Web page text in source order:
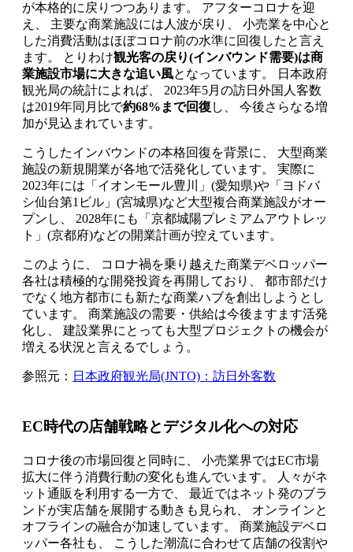
が本格的に戻りつつあります。 アフターコロナを迎
え、 主要な商業施設には人波が戻り、 小売業を中心と
した消費活動はほぼコロナ前の水準に回復したと言え
ます。 とりわけ観光客の戻り(インバウンド需要)は商
業施設市場に大きな追い風となっています。 日本政府
観光局の統計によれば、 2023年5月の訪日外国人客数
は2019年同月比で約68%まで回復 し、 今後さらなる増
加が見込まれています。
こうしたインバウンドの本格回復を背景に、 大型商業
施設の新規開業が各地で活発化しています。 実際に
2023年には「イオンモール豊川」(愛知県)や「ヨドバ
シ仙台第1ビル」(宮城県)など大型複合商業施設がオー
プンし、 2028年にも「京都城陽プレミアムアウトレッ
ト」(京都府)などの開業計画が控えています。
このように、 コロナ禍を乗り越えた商業デベロッパー
各社は積極的な開発投資を再開しており、 都市部だけ
でなく地方都市にも新たな商業ハブを創出しようとし
ています。 商業施設の需要・供給は今後ますます活発
化し、 建設業界にとっても大型プロジェクトの機会が
増える状況と言えるでしょう。
参照元： 日本政府観光局(JNTO)：訪日外客数
EC時代の店舗戦略とデジタル化への対応
コロナ後の市場回復と同時に、 小売業界ではEC市場
拡大に伴う消費行動の変化も進んでいます。 人々がネ
ット通販を利用する一方で、 最近ではネット発のブラ
ンドが実店舗を展開する動きも見られ、 オンラインと
オフラインの融合が加速しています。 商業施設デベロ
ッパー各社も、 こうした潮流に合わせて店舗の役割や